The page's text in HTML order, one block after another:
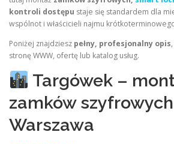
kontroli dostępu staje się standardem dla
wspólnot i właścicieli najmu
Poniżej znajdziesz pełny, profesjonalny opis
stronę WWW, ofertę lub katalog usług.
Targówek –
zamków szyfrowych
Warszawa